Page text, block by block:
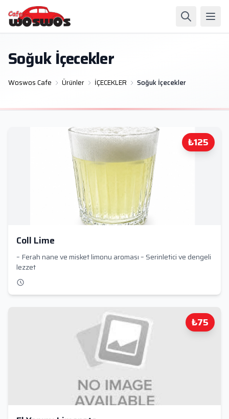
Soğuk İçecekler
Woswos Cafe Ürünler İÇECEKLER Soğuk İçecekler
₺125
Coll Lime
– Ferah nane ve misket limonu aroması – Serinletici ve dengeli
lezzet
₺75